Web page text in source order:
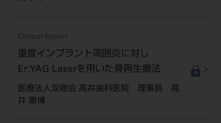
Clinical Report
重度インプラント周囲炎に対し
Er:YAG Laserを用いた骨再生療法
医療法人双樹会 高井歯科医院 理事長 高
井 康博